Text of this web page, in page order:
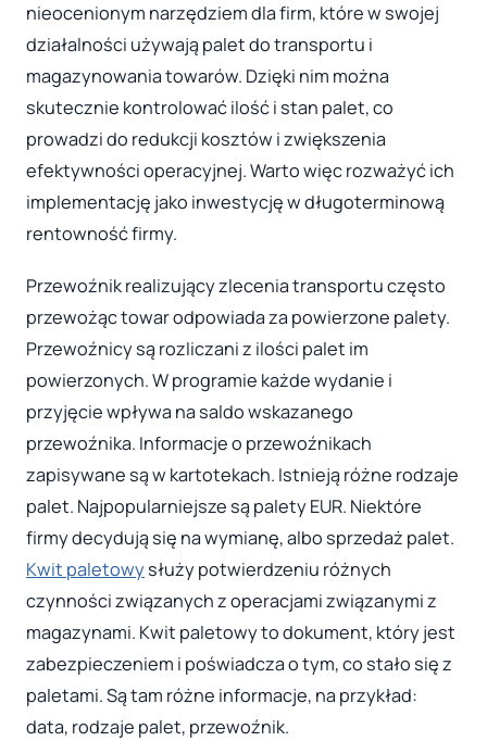
nieocenionym narzędziem dla firm, które w swojej
działalności używają palet do transportu i
magazynowania towarów. Dzięki nim można
skutecznie kontrolować ilość i stan palet, co
prowadzi do redukcji kosztów i zwiększenia
efektywności operacyjnej. Warto więc rozważyć ich
implementację jako inwestycję w długoterminową
rentowność firmy.
Przewoźnik realizujący zlecenia transportu często
przewożąc towar odpowiada za powierzone palety.
Przewoźnicy są rozliczani z ilości palet im
powierzonych. W programie każde wydanie i
przyjęcie wpływa na saldo wskazanego
przewoźnika. Informacje o przewoźnikach
zapisywane są w kartotekach. Istnieją różne rodzaje
palet. Najpopularniejsze są palety EUR. Niektóre
firmy decydują się na wymianę, albo sprzedaż palet.
Kwit paletowysłuży potwierdzeniu różnych
czynności związanych z operacjami związanymi z
magazynami. Kwit paletowy to dokument, który jest
zabezpieczeniem i poświadcza o tym, co stało się z
paletami. Są tam różne informacje, na przykład:
data, rodzaje palet, przewoźnik.